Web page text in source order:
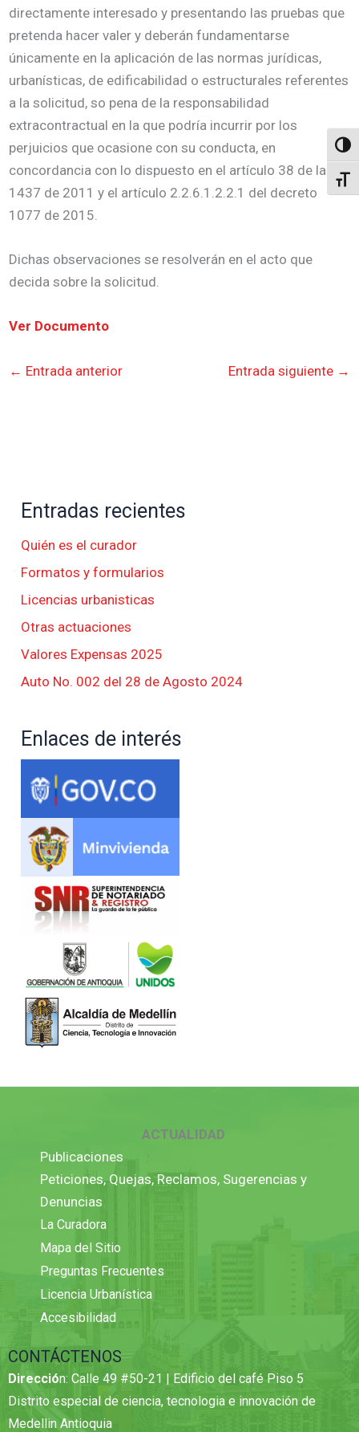
directamente interesado y presentando las pruebas que
pretenda hacer valer y deberán fundamentarse
únicamente en la aplicación de las normas jurídicas,
urbanísticas, de edificabilidad o estructurales referentes
a la solicitud, so pena de la responsabilidad
extracontractual en la que podría incurrir por los
perjuicios que ocasione con su conducta, en
concordancia con lo dispuesto en el artículo 38 de la ley
1437 de 2011 y el artículo 2.2.6.1.2.2.1 del decreto
1077 de 2015.
Dichas observaciones se resolverán en el acto que
decida sobre la solicitud.
Ver Documento
← Entrada anterior Entrada siguiente →
Entradas recientes
Quién es el curador
Formatos y formularios
Licencias urbanisticas
Otras actuaciones
Valores Expensas 2025
Auto No. 002 del 28 de Agosto 2024
Enlaces de interés
ACTUALIDAD
Publicaciones
Peticiones, Quejas, Reclamos, Sugerencias y
Denuncias
La Curadora
Mapa del Sitio
Preguntas Frecuentes
Licencia Urbanística
Accesibilidad
CONTÁCTENOS
Dirección: Calle 49 #50-21 | Edificio del café Piso 5
Distrito especial de ciencia, tecnologia e innovación de
Medellin Antioquia